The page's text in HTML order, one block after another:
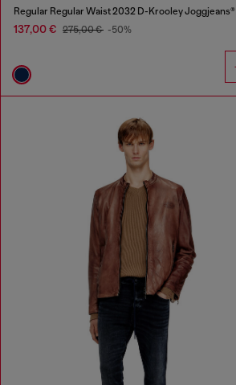
Regular Regular Waist 2032 D-Krooley Joggjeans®
137,00 € 275,00 € -50%